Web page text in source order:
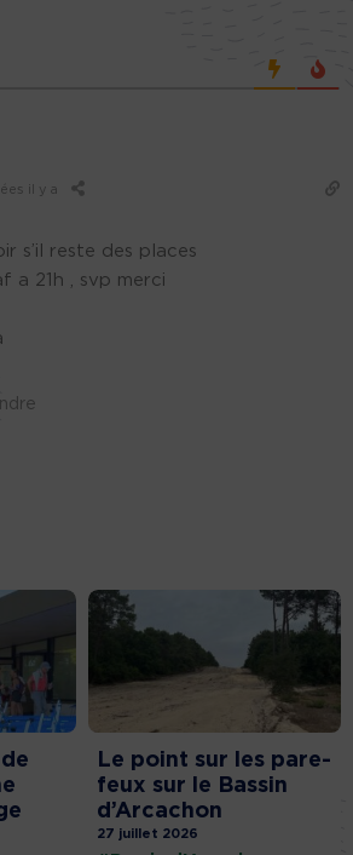
il y a
s’il reste des places
a 21h , svp merci
Le point sur les pare-
feux sur le Bassin
d’Arcachon
27 juillet 2026